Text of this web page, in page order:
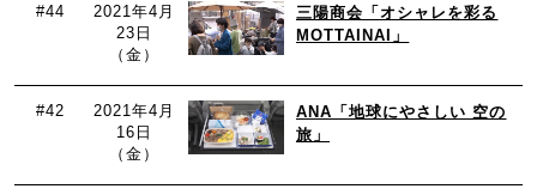
#44
2021年4月
23日
（金）
三陽商会「オシャレを彩る
MOTTAINAI」
#42
2021年4月
16日
（金）
ANA「地球にやさしい 空の
旅」